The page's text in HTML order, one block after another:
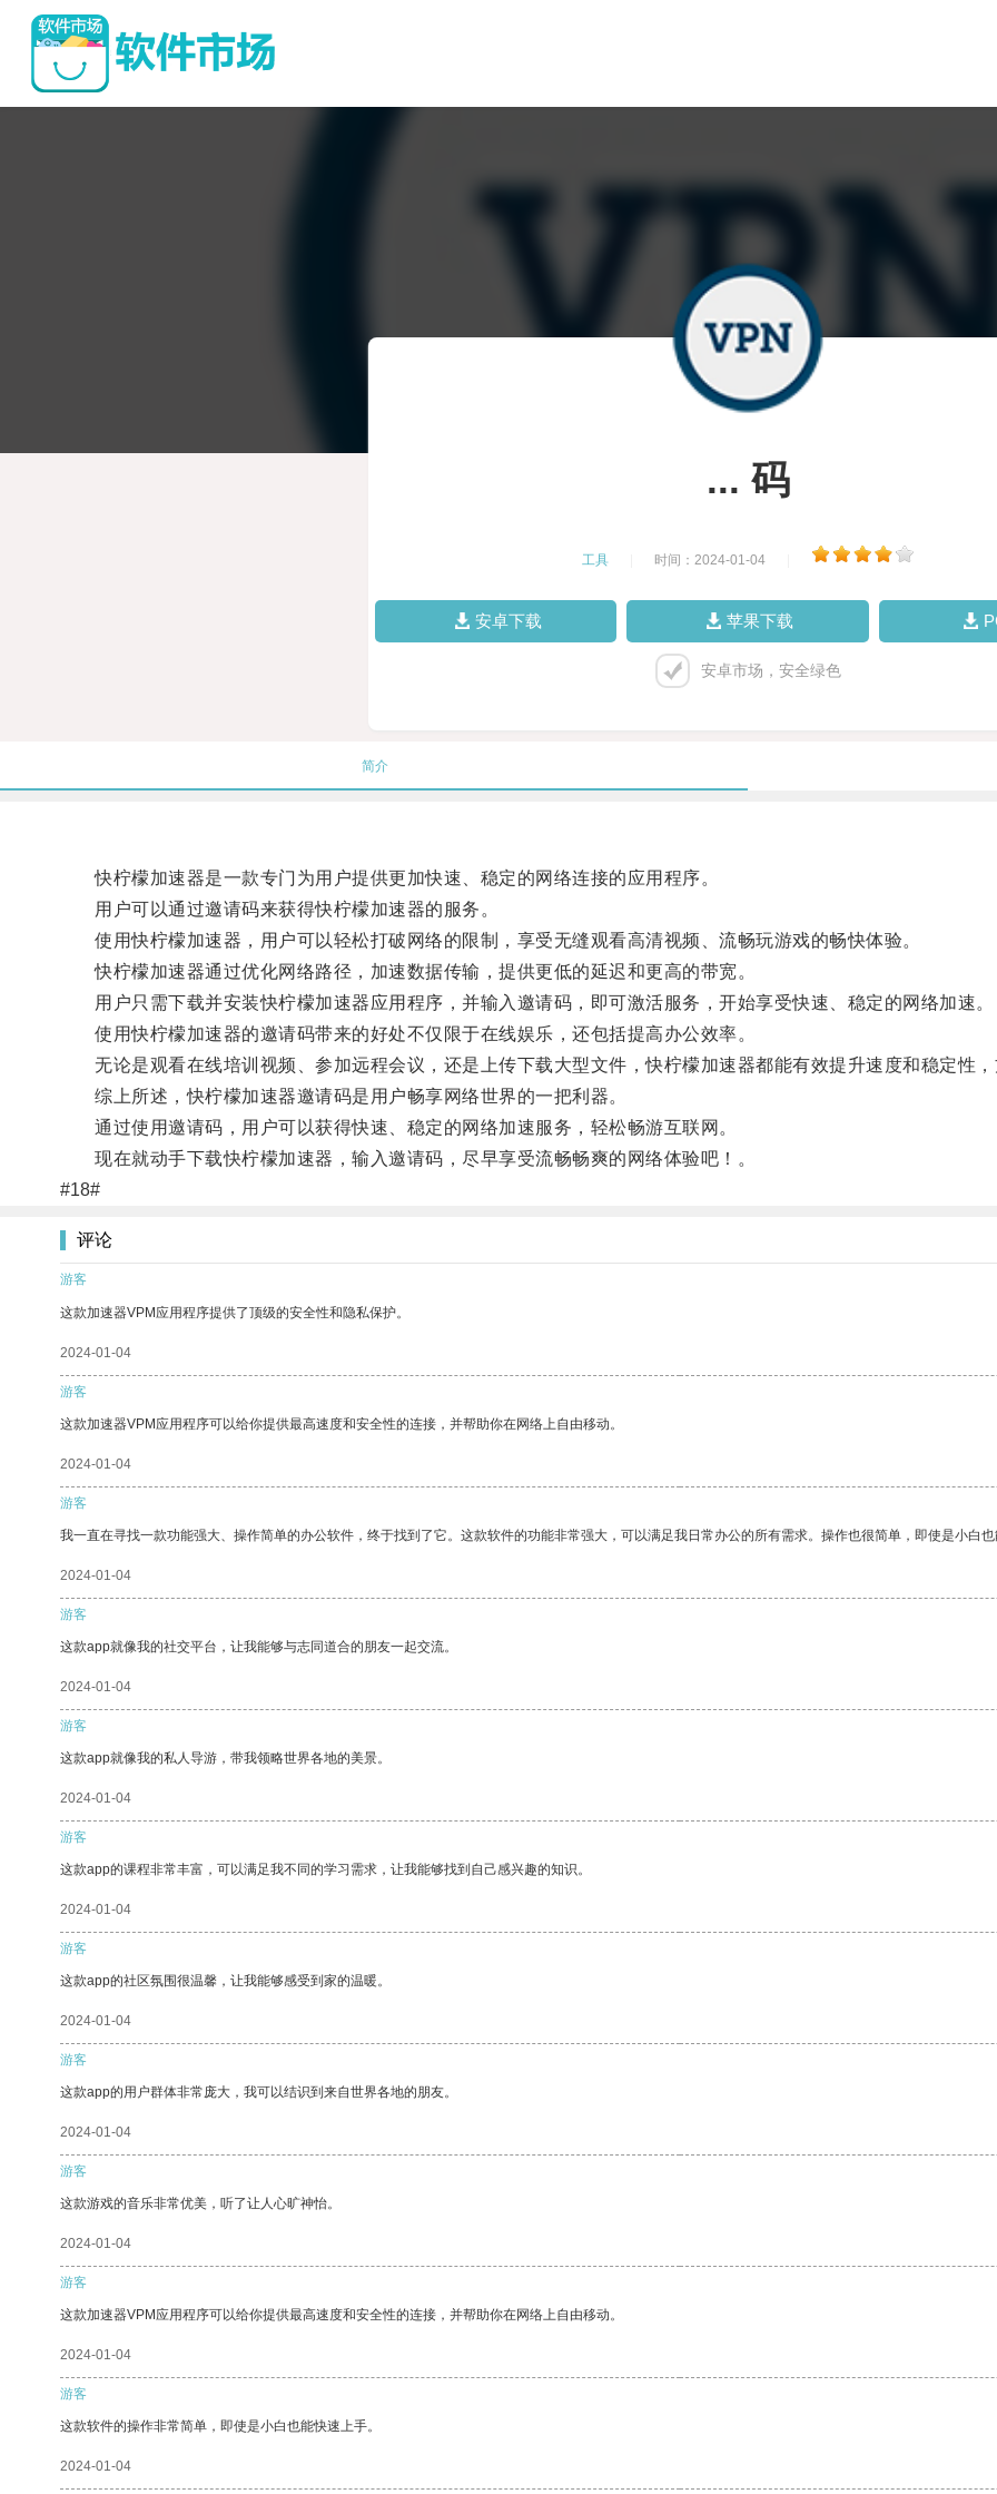
... 码
工具 时间：2024-01-04
安卓下载 苹果下载
安卓市场，安全绿色
简介
快柠檬加速器是一款专门为用户提供更加快速、稳定的网络连接的应用程序。
用户可以通过邀请码来获得快柠檬加速器的服务。
使用快柠檬加速器，用户可以轻松打破网络的限制，享受无缝观看高清视频、流畅玩游戏的畅快体验。
快柠檬加速器通过优化网络路径，加速数据传输，提供更低的延迟和更高的带宽。
用户只需下载并安装快柠檬加速器应用程序，并输入邀请码，即可激活服务，开始享受快速、稳定的网络加速。
使用快柠檬加速器的邀请码带来的好处不仅限于在线娱乐，还包括提高办公效率。
无论是观看在线培训视频、参加远程会议，还是上传下载大型文件，快柠檬加速器都能有效提升速度和稳定性，
综上所述，快柠檬加速器邀请码是用户畅享网络世界的一把利器。
通过使用邀请码，用户可以获得快速、稳定的网络加速服务，轻松畅游互联网。
现在就动手下载快柠檬加速器，输入邀请码，尽早享受流畅畅爽的网络体验吧！。
#18#
评论
游客
这款加速器VPM应用程序提供了顶级的安全性和隐私保护。
2024-01-04
游客
这款加速器VPM应用程序可以给你提供最高速度和安全性的连接，并帮助你在网络上自由移动。
2024-01-04
游客
我一直在寻找一款功能强大、操作简单的办公软件，终于找到了它。这款软件的功能非常强大，可以满足我日常办公的所有需求。操作也很简单，即使是小白也
2024-01-04
游客
这款app就像我的社交平台，让我能够与志同道合的朋友一起交流。
2024-01-04
游客
这款app就像我的私人导游，带我领略世界各地的美景。
2024-01-04
游客
这款app的课程非常丰富，可以满足我不同的学习需求，让我能够找到自己感兴趣的知识。
2024-01-04
游客
这款app的社区氛围很温馨，让我能够感受到家的温暖。
2024-01-04
游客
这款app的用户群体非常庞大，我可以结识到来自世界各地的朋友。
2024-01-04
游客
这款游戏的音乐非常优美，听了让人心旷神怡。
2024-01-04
游客
这款加速器VPM应用程序可以给你提供最高速度和安全性的连接，并帮助你在网络上自由移动。
2024-01-04
游客
这款软件的操作非常简单，即使是小白也能快速上手。
2024-01-04